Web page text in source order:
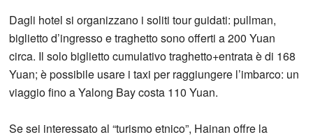
Dagli hotel si organizzano i soliti tour guidati: pullman,
biglietto d’ingresso e traghetto sono offerti a 200 Yuan
circa. Il solo biglietto cumulativo traghetto+entrata è di 168
Yuan; è possibile usare i taxi per raggiungere l’imbarco: un
viaggio fino a Yalong Bay costa 110 Yuan.
Se sei interessato al “turismo etnico”, Hainan offre la